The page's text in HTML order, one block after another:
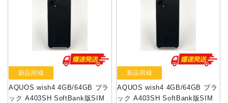
AQUOS wish4 4GB/64GB ブラ
ック A403SH SoftBank版SIM
新品同様
AQUOS wish4 4GB/64GB ブラ
ック A403SH SoftBank版SIM
新品同様